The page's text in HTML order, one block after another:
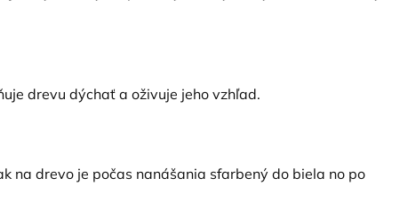
drevu dýchať a oživuje jeho vzhľad.
na drevo je počas nanášania sfarbený do biela no po